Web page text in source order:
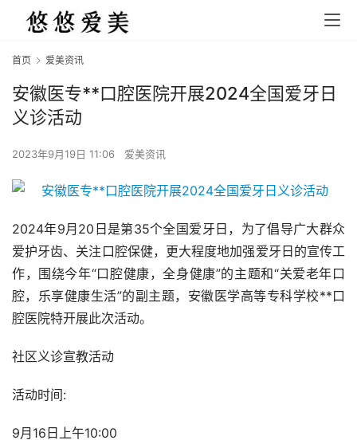
首页 爱美资讯
安徽医专**口腔医院开展2024全国爱牙日
义诊活动
2023年9月19日 11:06 爱美资讯
2024年9月20日是第35个全国爱牙日，为了倡导广大群众
爱护牙齿、关注口腔保健，更大程度地加强爱牙日的宣传工
作，围绕今年“口腔健康，全身健康”的主题和“关爱老年口
腔，乐享健康生活”的副主题，安徽医学高等专科学校**口
腔医院特开展此次活动。
社区义诊宣教活动
活动时间:
9月16日上午10:00